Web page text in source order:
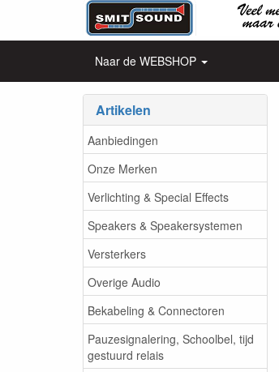
Naar de WEBSHOP
Artikelen
Aanbiedingen
Onze Merken
Verlichting & Special Effects
Speakers & Speakersystemen
Versterkers
Overige Audio
Bekabeling & Connectoren
Pauzesignalering, Schoolbel, tijd
gestuurd relais